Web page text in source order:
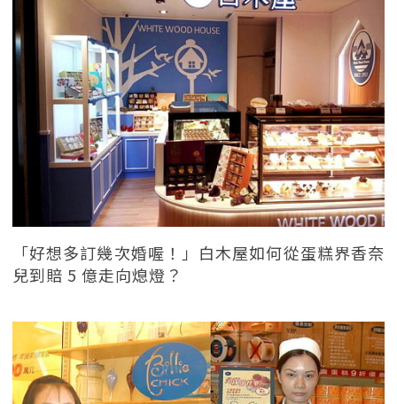
「好想多訂幾次婚喔！」白木屋如何從蛋糕界香奈
兒到賠 5 億走向熄燈？